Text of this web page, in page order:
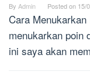
By Admin Posted on 15/
Cara
menukarkan poin
ini saya akan